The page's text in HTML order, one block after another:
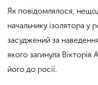
Як повідомлялося,
начальнику ізолятора у
засуджений за
якого загинула Вікторія
його до росії.